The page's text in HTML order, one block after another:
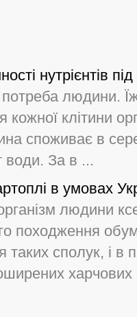
нутрієнтів
людини.
кожної клітини
споживає в
води. За в ...
в умовах
людини
походження
таких сполук, і в
харчових